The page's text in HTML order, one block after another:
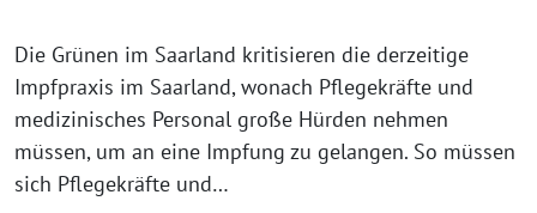
Die Grünen im Saarland kritisieren die derzeitige
Impfpraxis im Saarland, wonach Pflegekräfte und
medizinisches Personal große Hürden nehmen
müssen, um an eine Impfung zu gelangen. So müssen
sich Pflegekräfte und…